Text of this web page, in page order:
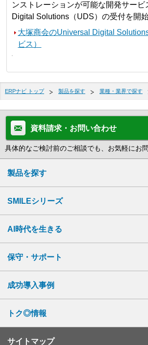
ンストレーションが可能な開発サービ
Digital Solutions（UDS）の受付を開始
大塚商会のUniversal Digital
ビス）
ERPナビ トップ 製品を探す 業種・業界で探す
資料請求・お問い合わせ
具体的なご検討前のご相談でも、お気軽にお
製品を探す
SMILEシリーズ
AI時代を生きる
保守・サポート
成功導入事例
トク◎情報
サイトマップ